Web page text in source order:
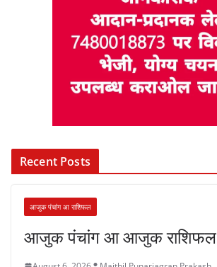
Recent Posts
आजुक पंचांग आ राशिफल
आजुक पंचांग आ आजुक राशिफल